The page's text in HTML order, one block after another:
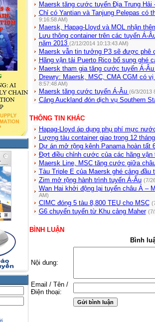
Maersk tăng cước tuyến Địa Trung Hải
Chỉ có Yantian và Tanjung Pelepas có
9:16:58 AM)
Maersk, Hapag-Lloyd và MOL nhận
Lưu thông container trên các tuyến Á-
năm 2013 (2/12/2014 10:13:43 AM)
Maersk vẫn tin tưởng P3 sẽ được phê
Hãng vận tải Puerto Rico bổ sung ghé
Maersk tham gia tăng cước tuyến Á-Âu
Drewry: Maersk, MSC, CMA CGM có
8:57:48 AM)
Maersk tăng cước tuyến Á-Âu (6/3/2013
Cảng Auckland đón dịch vụ Southern
THÔNG TIN KHÁC
Hapag-Lloyd áp dụng phụ phí mực
Lượng tàu container giao trong 12
Dự án mở rộng kênh Panama hoàn tất
Đợt điều chỉnh cước của các hãng vận
Maersk Line, MSC tăng cước giữa
Tàu Triple E của Maersk ghé cảng đầu
Zim mở rộng hành trình tuyến Á-Âu (7/
Wan Hai khởi động lại tuyến châu Á –
AM)
CIMC đóng 5 tàu 8,800 TEU cho MSC
G6 chuyển tuyến từ Khu cảng Maher
BÌNH LUẬN
Bình
Nội dung:
Email / Tên /
Điện thoại: